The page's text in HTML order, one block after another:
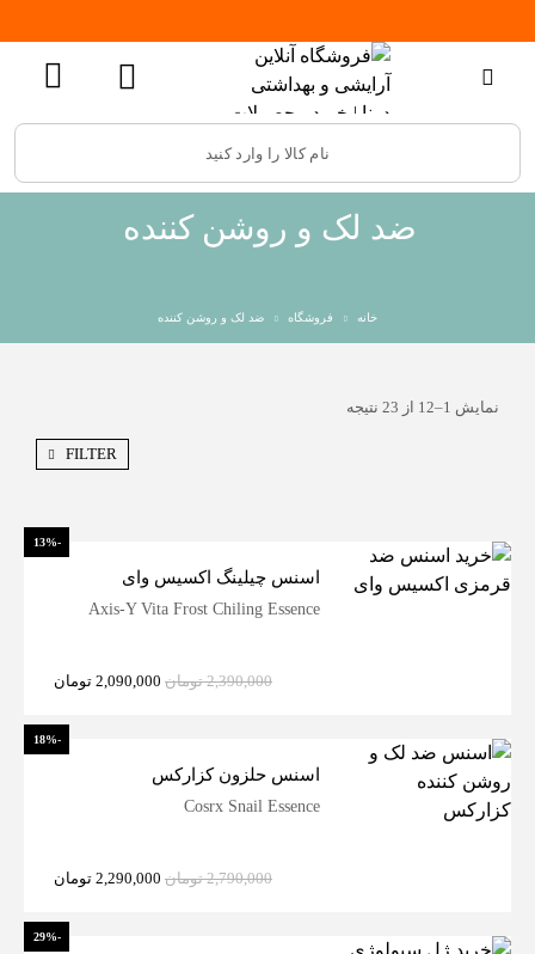
ضد لک و روشن کننده
خانه فروشگاه ضد لک و روشن کننده
نمایش 1–12 از 23 نتیجه
FILTER
-13%
اسنس چیلینگ اکسیس وای
Axis-Y Vita Frost Chiling Essence
2,390,000 تومان 2,090,000 تومان
-18%
اسنس حلزون کزارکس
Cosrx Snail Essence
2,790,000 تومان 2,290,000 تومان
-29%